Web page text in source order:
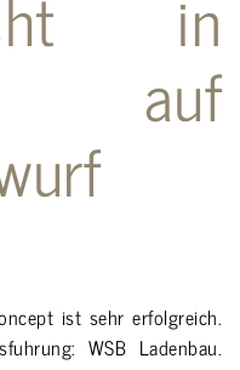
auf
ist sehr erfolgreich.
WSB Ladenbau.